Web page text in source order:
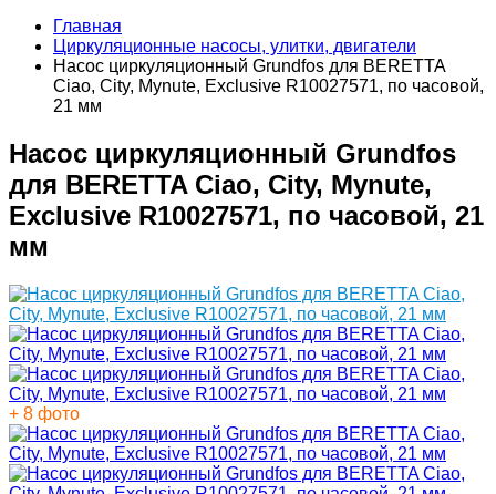
Главная
Циркуляционные насосы, улитки, двигатели
Насос циркуляционный Grundfos для BERETTA
Ciao, City, Mynute, Exclusive R10027571, по часовой,
21 мм
Насос циркуляционный Grundfos
для BERETTA Ciao, City, Mynute,
Exclusive R10027571, по часовой, 21
мм
+ 8 фото